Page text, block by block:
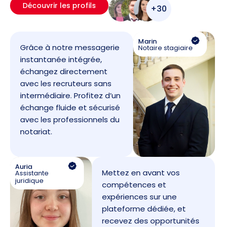
Découvrir les profils +30
Grâce à notre messagerie
instantanée intégrée,
échangez directement
avec les recruteurs sans
intermédiaire. Profitez d’un
échange fluide et sécurisé
avec les professionnels du
notariat.
Marin
Notaire stagiaire
Auria
Assistante
juridique
Mettez en avant vos
compétences et
expériences sur une
plateforme dédiée, et
recevez des opportunités